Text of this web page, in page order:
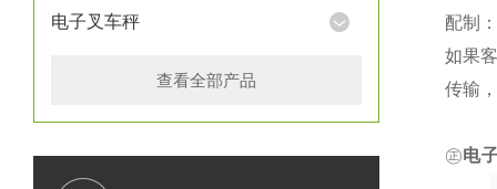
电子叉车秤
查看全部产品
配制
如果
传输
㊣电